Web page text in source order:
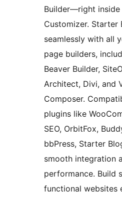
Builder—right inside
Customizer. Starter
seamlessly with all
page builders,
Beaver Builder,
Architect, Divi, and
Composer.
plugins like
SEO, OrbitFox,
bbPress, Starter
smooth integration
performance. Build
functional